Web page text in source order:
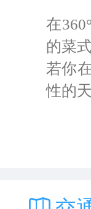
在
的菜
若你
性的